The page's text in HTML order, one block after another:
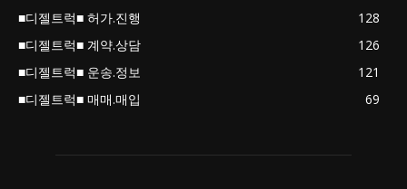
■디젤트럭■ 허가.진행
128
■디젤트럭■ 계약.상담
126
■디젤트럭■ 운송.정보
121
■디젤트럭■ 매매.매입
69